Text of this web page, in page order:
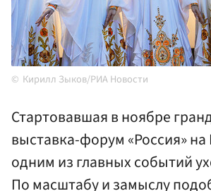
Кирилл Зыков/РИА Новости
Стартовавшая в ноябре
выставка-форум «Россия»
одним из главных событий
По масштабу и замыслу